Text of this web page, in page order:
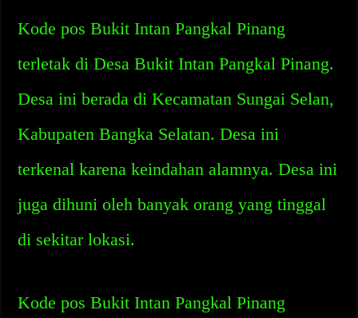
Kode pos Bukit Intan Pangkal Pinang
terletak di Desa Bukit Intan Pangkal Pinang.
Desa ini berada di Kecamatan Sungai Selan,
Kabupaten Bangka Selatan. Desa ini
terkenal karena keindahan alamnya. Desa ini
juga dihuni oleh banyak orang yang tinggal
di sekitar lokasi.
Kode pos Bukit Intan Pangkal Pinang